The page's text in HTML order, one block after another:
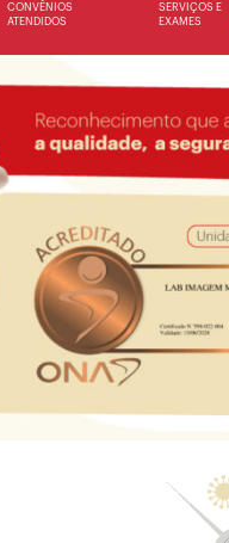
CONVÊNIOS
ATENDIDOS
SERVIÇOS E
EXAMES